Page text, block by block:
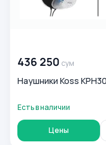
436 250 сум
Наушники Koss
Есть в наличии
Цены